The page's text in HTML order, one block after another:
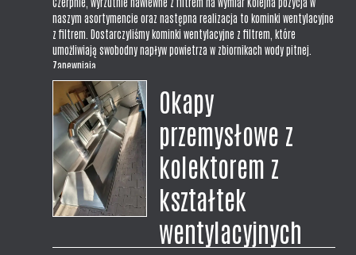
naszym asortymencie oraz następna realizacja to kominki wentylacyjne
z filtrem. Dostarczyliśmy kominki wentylacyjne z filtrem, które
umożliwiają swobodny napływ powietrza w zbiornikach wody pitnej.
Zapewniają...
Okapy
przemysłowe z
kolektorem z
kształtek
wentylacyjnych